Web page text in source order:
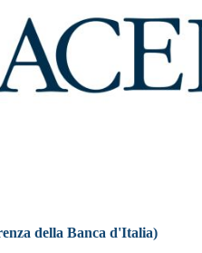
della Banca d'Italia)